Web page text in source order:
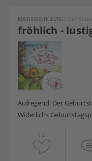
fröhlich -
BUCHVORSTELLUNG | Die
Aufregend: Der
Widerlichs
14